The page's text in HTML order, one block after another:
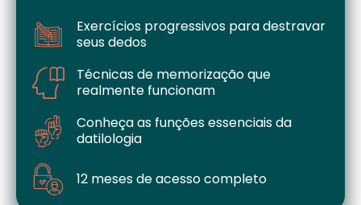
Exercícios progressivos para destravar
seus dedos
Técnicas de memorização que
realmente funcionam
Conheça as funções essenciais da
datilologia
12 meses de acesso completo